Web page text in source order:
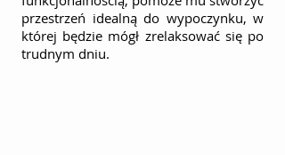
przestrzeń idealną do wypoczynku, w
której będzie mógł zrelaksować się po
trudnym dniu.